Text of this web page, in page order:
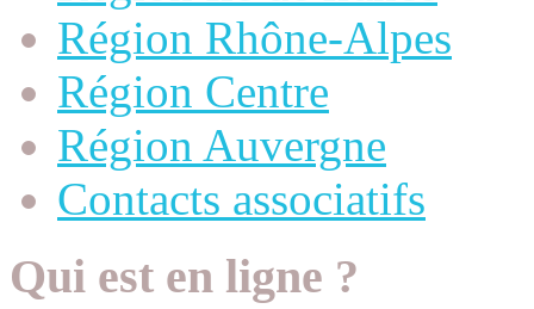
Région Rhône-Alpes
Région Centre
Région Auvergne
Contacts associatifs
Qui est en ligne ?